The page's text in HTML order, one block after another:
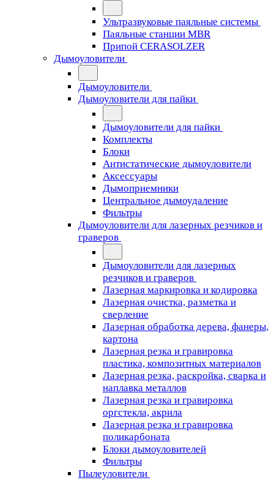
Ультразвуковые паяльные системы
Паяльные станции MBR
Припой CERASOLZER
Дымоуловители
Дымоуловители
Дымоуловители для пайки
Дымоуловители для пайки
Комплекты
Блоки
Антистатические дымоуловители
Аксессуары
Дымоприемники
Центральное дымоудаление
Фильтры
Дымоуловители для лазерных резчиков и
граверов
Дымоуловители для лазерных
резчиков и граверов
Лазерная маркировка и кодировка
Лазерная очистка, разметка и
сверление
Лазерная обработка дерева, фанеры,
картона
Лазерная резка и гравировка
пластика, композитных материалов
Лазерная резка, раскройка, сварка и
наплавка металлов
Лазерная резка и гравировка
оргстекла, акрила
Лазерная резка и гравировка
поликарбоната
Блоки дымоуловителей
Фильтры
Пылеуловители